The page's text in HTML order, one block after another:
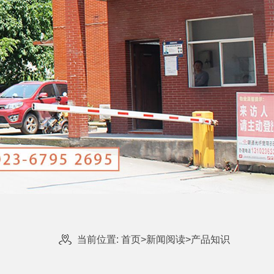
当前位置: 首页>新闻阅读>产品知识